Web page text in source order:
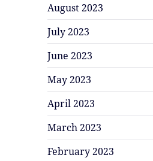
August 2023
July 2023
June 2023
May 2023
April 2023
March 2023
February 2023